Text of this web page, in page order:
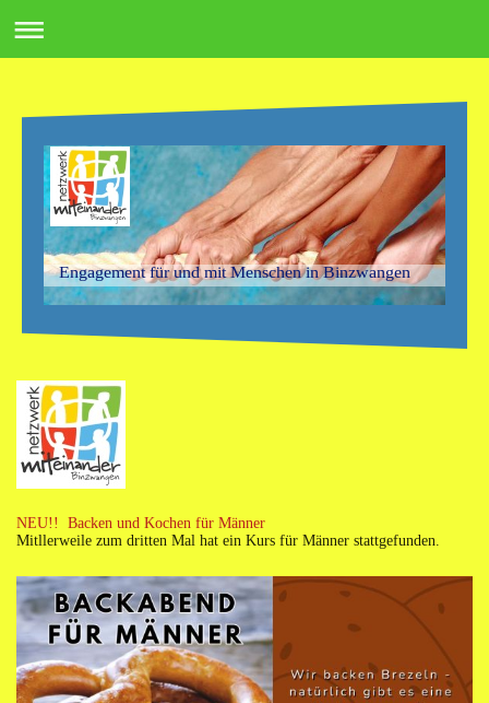
Engagement für und mit Menschen in Binzwangen
NEU!! Backen und Kochen für Männer
Mitllerweile zum dritten Mal hat ein Kurs für Männer stattgefunden.